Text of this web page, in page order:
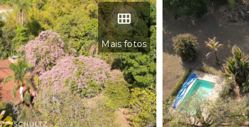
Mais fotos